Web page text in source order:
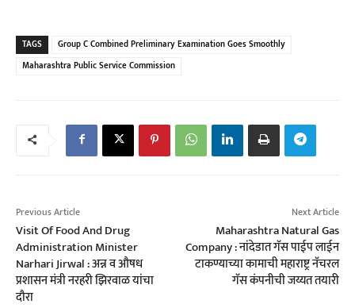
TAGS
Group C Combined Preliminary Examination Goes Smoothly
Maharashtra Public Service Commission
Previous Article
Visit Of Food And Drug
Administration Minister
Narhari Jirwal : अन्न व औषध
प्रशासन मंत्री नरहरी झिरवाळ यांचा
दौरा
Next Article
Maharashtra Natural Gas
Company : नांदेडात गॅस पाईप लाईन
टाकण्याच्या कामाची महाराष्ट्र नॅचरल
गॅस कंपनीची जय्यत तयारी